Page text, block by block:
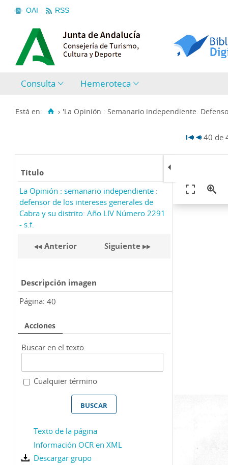
OAI RSS
Consulta Hemeroteca
Está en: › 'La Opinión : Semanario independiente.
40 de
Título
La Opinión : semanario independiente :
defensor de los intereses generales de
Cabra y su distrito: Año LIV Número 2291
- s.f.
Anterior Siguiente
Descripción imagen
Página: 40
Acciones
Buscar en el texto:
Cualquier término
Texto de la página
Información OCR en XML
Descargar grupo